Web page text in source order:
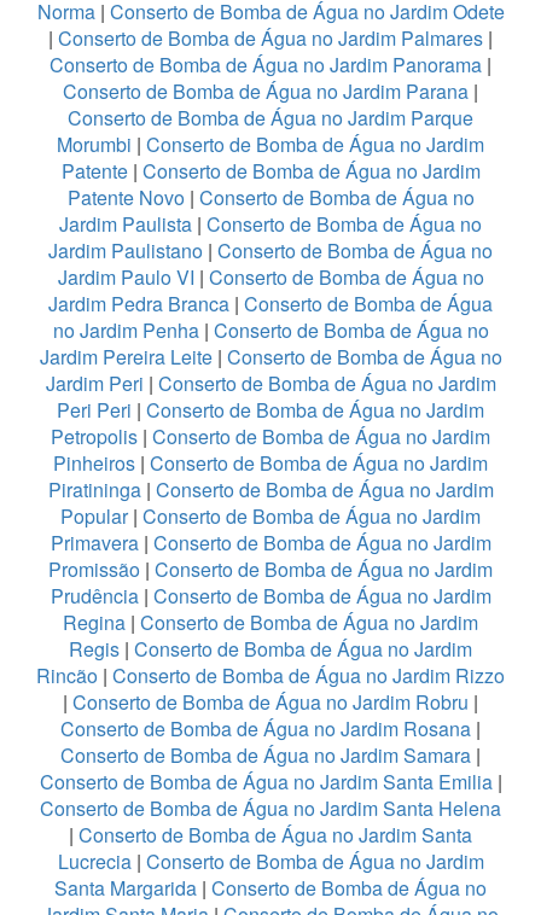
Norma| Conserto de Bomba de Água no Jardim Odete
| Conserto de Bomba de Água no Jardim Palmares |
Conserto de Bomba de Água no Jardim Panorama |
Conserto de Bomba de Água no Jardim Parana |
Conserto de Bomba de Água no Jardim Parque
Morumbi | Conserto de Bomba de Água no Jardim
Patente| Conserto de Bomba de Água no Jardim
Patente Novo| Conserto de Bomba de Água no
Jardim Paulista | Conserto de Bomba de Água no
Jardim Paulistano | Conserto de Bomba de Água no
Jardim Paulo VI | Conserto de Bomba de Água no
Jardim Pedra Branca | Conserto de Bomba de Água
no Jardim Penha| Conserto de Bomba de Água no
Jardim Pereira Leite| Conserto de Bomba de Água no
Jardim Peri | Conserto de Bomba de Água no Jardim
Peri Peri | Conserto de Bomba de Água no Jardim
Petropolis | Conserto de Bomba de Água no Jardim
Pinheiros | Conserto de Bomba de Água no Jardim
Piratininga| Conserto de Bomba de Água no Jardim
Popular| Conserto de Bomba de Água no Jardim
Primavera| Conserto de Bomba de Água no Jardim
Promissão | Conserto de Bomba de Água no Jardim
Prudência| Conserto de Bomba de Água no Jardim
Regina | Conserto de Bomba de Água no Jardim
Regis | Conserto de Bomba de Água no Jardim
Rincão | Conserto de Bomba de Água no Jardim Rizzo
| Conserto de Bomba de Água no Jardim Robru |
Conserto de Bomba de Água no Jardim Rosana |
Conserto de Bomba de Água no Jardim Samara |
Conserto de Bomba de Água no Jardim Santa Emilia|
Conserto de Bomba de Água no Jardim Santa Helena
| Conserto de Bomba de Água no Jardim Santa
Lucrecia| Conserto de Bomba de Água no Jardim
Santa Margarida | Conserto de Bomba de Água no